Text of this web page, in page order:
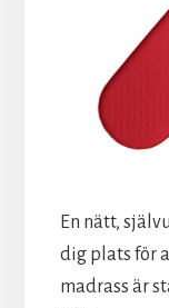
En nätt,
dig plats för
madrass är